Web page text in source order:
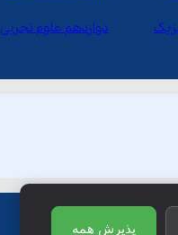
دوازدهم علوم تجربی
پذیرش همه